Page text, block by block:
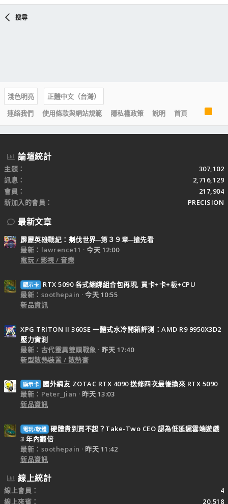
搜尋
淺色明亮
正體中文（台灣）
連絡我們
使用條款與網站規範 隱私權政策 說明 首頁
R
S
S
論壇統計
主題
307,102
訊息
2,716,129
會員
217,904
新加入的會員
PRECISION
最新文章
霹靂英雄戰紀：刜伐世界─第３９章─搶先看
最新：lawrence11
今天 12:00
電玩 / 影視 / 音樂
顯示卡
RTX 5090 各式綑綁組合包再現, 買卡+卡+板+CPU
最新：soothepain
今天 10:55
新品資訊
XPG TRITON II 360SE 一體式水冷開箱評測：AMD R9 9950X3D2
壓力實測
最新：古代靈異雙頭戰象
昨天 17:40
新型散熱裝置 / 散熱膏
顯示卡
國外網友 ZOTAC RTX 4090 送修四次最後換來 RTX 5090
最新：Peter_Jian
昨天 13:03
新品資訊
電玩/軟體 硬體貴到買不起？Take-Two CEO 認為低延遲雲端遊戲
3 年內翻倍
最新：soothepain
昨天 11:42
新品資訊
線上統計
線上會員
4
線上來賓
20,518